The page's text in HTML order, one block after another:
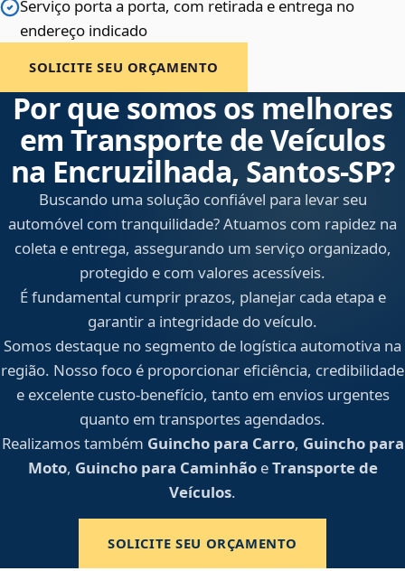
Serviço porta a porta, com retirada e entrega no
endereço indicado
SOLICITE SEU ORÇAMENTO
Por que somos os melhores
em Transporte de Veículos
na Encruzilhada, Santos‑SP?
Buscando uma solução confiável para levar seu
automóvel com tranquilidade? Atuamos com rapidez na
coleta e entrega, assegurando um serviço organizado,
protegido e com valores acessíveis.
É fundamental cumprir prazos, planejar cada etapa e
garantir a integridade do veículo.
Somos destaque no segmento de logística automotiva na
região. Nosso foco é proporcionar eficiência, credibilidade
e excelente custo-benefício, tanto em envios urgentes
quanto em transportes agendados.
Realizamos também Guincho para Carro, Guincho para
Moto, Guincho para CaminhãoeTransporte de
Veículos.
SOLICITE SEU ORÇAMENTO